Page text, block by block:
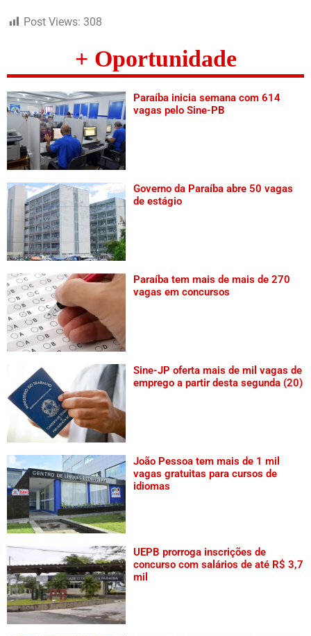
Post Views: 308
+ Oportunidade
Paraíba inicia semana com 614
vagas pelo Sine-PB
Governo da Paraíba abre 50 vagas
de estágio
Paraíba tem mais de mais de 270
vagas em concursos
Sine-JP oferta mais de mil vagas de
emprego a partir desta segunda (20)
João Pessoa tem mais de 1 mil
vagas gratuitas para cursos de
idiomas
UEPB prorroga inscrições de
concurso com salários de até R$ 3,7
mil